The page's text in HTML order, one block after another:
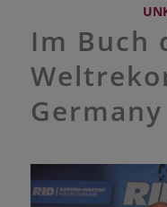
Im Buch
Germany